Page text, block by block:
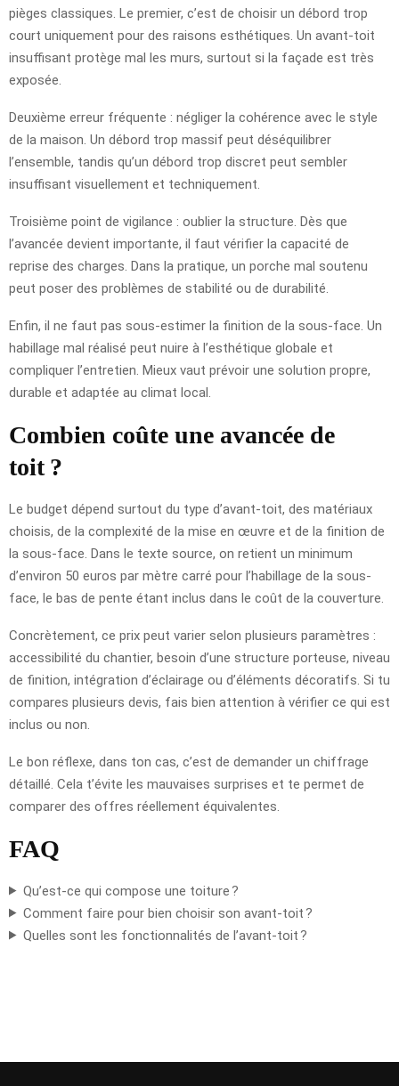
pièges classiques. Le premier, c’est de choisir un débord trop
court uniquement pour des raisons esthétiques. Un avant-toit
insuffisant protège mal les murs, surtout si la façade est très
exposée.
Deuxième erreur fréquente : négliger la cohérence avec le style
de la maison. Un débord trop massif peut déséquilibrer
l’ensemble, tandis qu’un débord trop discret peut sembler
insuffisant visuellement et techniquement.
Troisième point de vigilance : oublier la structure. Dès que
l’avancée devient importante, il faut vérifier la capacité de
reprise des charges. Dans la pratique, un porche mal soutenu
peut poser des problèmes de stabilité ou de durabilité.
Enfin, il ne faut pas sous-estimer la finition de la sous-face. Un
habillage mal réalisé peut nuire à l’esthétique globale et
compliquer l’entretien. Mieux vaut prévoir une solution propre,
durable et adaptée au climat local.
Combien coûte une avancée de
toit ?
Le budget dépend surtout du type d’avant-toit, des matériaux
choisis, de la complexité de la mise en œuvre et de la finition de
la sous-face. Dans le texte source, on retient un minimum
d’environ 50 euros par mètre carré pour l’habillage de la sous-
face, le bas de pente étant inclus dans le coût de la couverture.
Concrètement, ce prix peut varier selon plusieurs paramètres :
accessibilité du chantier, besoin d’une structure porteuse, niveau
de finition, intégration d’éclairage ou d’éléments décoratifs. Si tu
compares plusieurs devis, fais bien attention à vérifier ce qui est
inclus ou non.
Le bon réflexe, dans ton cas, c’est de demander un chiffrage
détaillé. Cela t’évite les mauvaises surprises et te permet de
comparer des offres réellement équivalentes.
FAQ
Qu’est-ce qui compose une toiture ?
Comment faire pour bien choisir son avant-toit ?
Quelles sont les fonctionnalités de l’avant-toit ?